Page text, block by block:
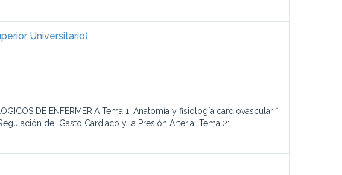
Universitario)
DE ENFERMERÍA Tema 1: Anatomía y fisiología cardiovascular *
del Gasto Cardiaco y la Presión Arterial Tema 2: